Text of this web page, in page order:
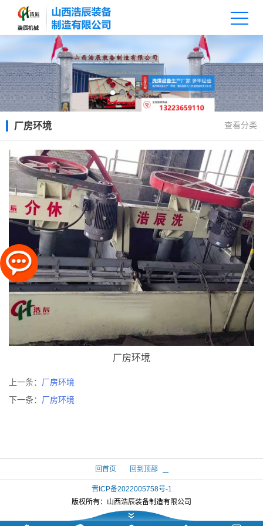
厂房环境 查看分类
厂房环境
上一条： 厂房环境
下一条： 厂房环境
回首页 回到顶部
晋ICP备2022005758号-1
版权所有： 山西浩辰装备制造有限公司